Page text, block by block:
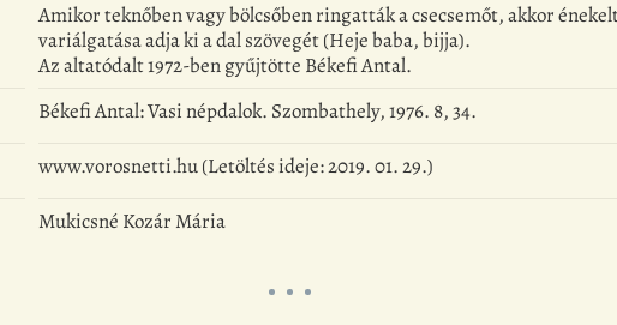
Amikor teknőben vagy bölcsőben ringatták a csecsemőt, akkor
variálgatása adja ki a dal szövegét (Heje baba, bijja).
Az altatódalt 1972-ben gyűjtötte Békefi Antal.
Békefi Antal: Vasi népdalok. Szombathely, 1976. 8, 34.
www.vorosnetti.hu (Letöltés ideje: 2019. 01. 29.)
Mukicsné Kozár Mária